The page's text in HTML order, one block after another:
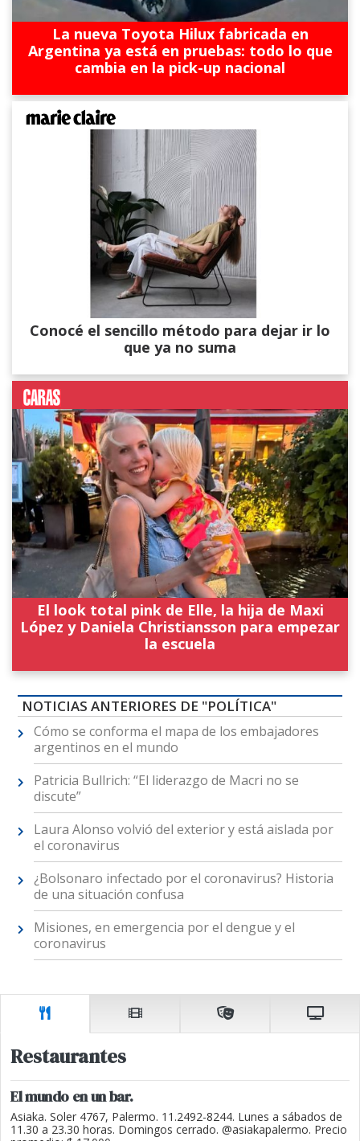
La nueva Toyota Hilux fabricada en
Argentina ya está en pruebas: todo lo que
cambia en la pick-up nacional
Conocé el sencillo método para dejar ir lo
que ya no suma
El look total pink de Elle, la hija de Maxi
López y Daniela Christiansson para empezar
la escuela
NOTICIAS ANTERIORES DE "POLÍTICA"
Cómo se conforma el mapa de los embajadores
argentinos en el mundo
Patricia Bullrich: “El liderazgo de Macri no se
discute”
Laura Alonso volvió del exterior y está aislada por
el coronavirus
¿Bolsonaro infectado por el coronavirus? Historia
de una situación confusa
Misiones, en emergencia por el dengue y el
coronavirus
Restaurantes
El mundo en un bar.
Asiaka. Soler 4767, Palermo. 11.2492-8244. Lunes a sábados de
11.30 a 23.30 horas. Domingos cerrado. @asiakapalermo. Precio